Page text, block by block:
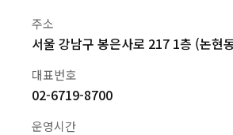
주소
서울 강남구 봉은사로 217 1층 (논현
대표번호
02-6719-8700
운영시간